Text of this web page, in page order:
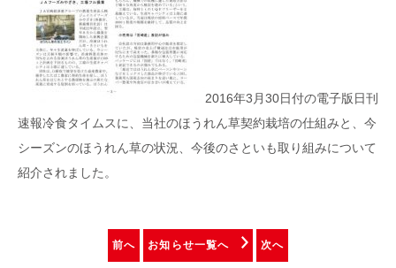
2016年3月30日付の電子版日刊
速報冷食タイムスに、当社のほうれん草契約栽培の仕組みと、今
シーズンのほうれん草の状況、今後のさといも取り組みについて
紹介されました。
前へ お知らせ一覧へ 次へ